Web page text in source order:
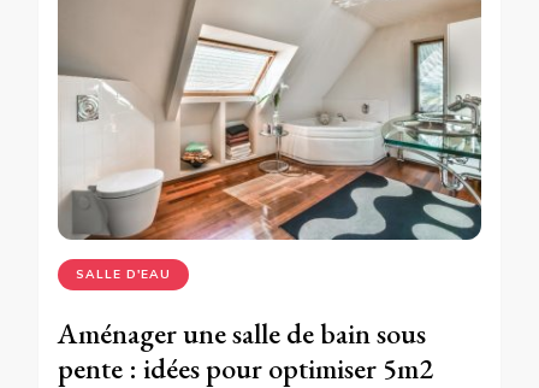
SALLE D'EAU
Aménager une salle de bain sous
pente : idées pour optimiser 5m2